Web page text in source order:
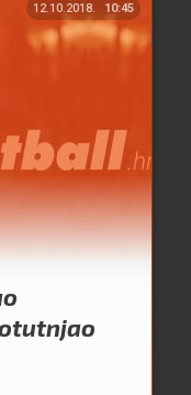
12.10.2018. 10:45